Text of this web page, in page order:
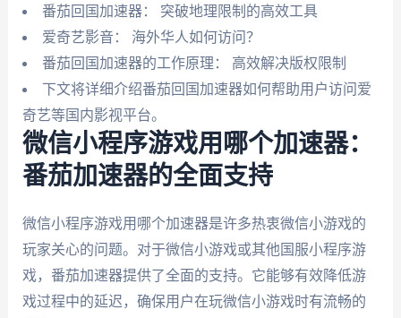
番茄回国加速器： 突破地理限制的高效工具
爱奇艺影音： 海外华人如何访问？
番茄回国加速器的工作原理： 高效解决版权限制
下文将详细介绍番茄回国加速器如何帮助用户访问爱
奇艺等国内影视平台。
微信小程序游戏用哪个加速器：
番茄加速器的全面支持
微信小程序游戏用哪个加速器是许多热衷微信小游戏的
玩家关心的问题。对于微信小游戏或其他国服小程序游
戏，番茄加速器提供了全面的支持。它能够有效降低游
戏过程中的延迟，确保用户在玩微信小游戏时有流畅的